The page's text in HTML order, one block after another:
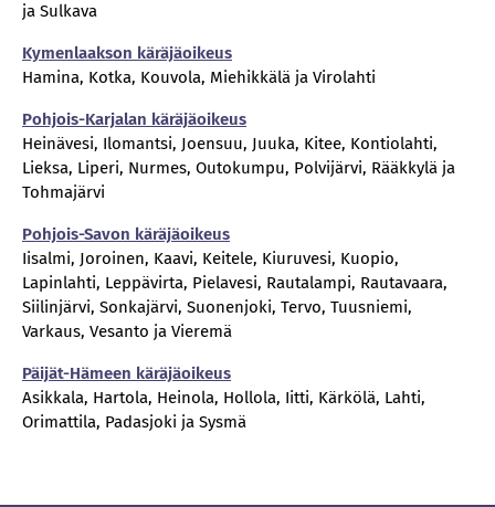
ja Sulkava
Kymenlaakson käräjäoikeus
Hamina, Kotka, Kouvola, Miehikkälä ja Virolahti
Pohjois-Karjalan käräjäoikeus
Heinävesi, Ilomantsi, Joensuu, Juuka, Kitee, Kontiolahti,
Lieksa, Liperi, Nurmes, Outokumpu, Polvijärvi, Rääkkylä ja
Tohmajärvi
Pohjois-Savon käräjäoikeus
Iisalmi, Joroinen, Kaavi, Keitele, Kiuruvesi, Kuopio,
Lapinlahti, Leppävirta, Pielavesi, Rautalampi, Rautavaara,
Siilinjärvi, Sonkajärvi, Suonenjoki, Tervo, Tuusniemi,
Varkaus, Vesanto ja Vieremä
Päijät-Hämeen käräjäoikeus
Asikkala, Hartola, Heinola, Hollola, Iitti, Kärkölä, Lahti,
Orimattila, Padasjoki ja Sysmä